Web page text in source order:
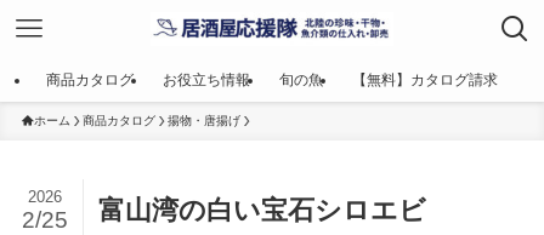
商品カタログ お役立ち情報 旬の魚 【無料】カタログ請求
ホーム 商品カタログ 揚物・唐揚げ
富山湾の白い宝石シロエビ
2026
2/25